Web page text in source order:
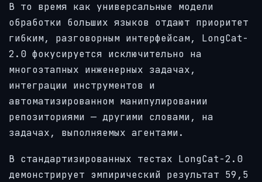
В то время как универсальные модели
обработки больших языков отдают приоритет
гибким, разговорным интерфейсам, LongCat-
2.0 фокусируется исключительно на
многоэтапных инженерных задачах,
интеграции инструментов и
автоматизированном манипулировании
репозиториями — другими словами, на
задачах, выполняемых агентами.
В стандартизированных тестах LongCat-2.0
демонстрирует эмпирический результат 59,5